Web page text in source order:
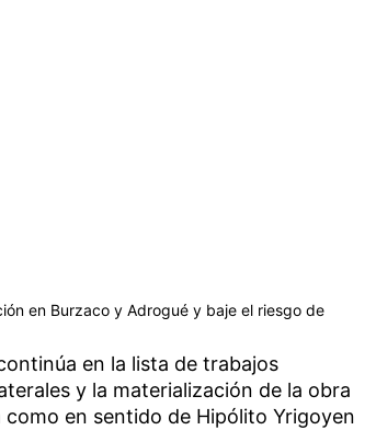
en Burzaco y Adrogué y baje el riesgo de
en la lista de trabajos
y la materialización de la obra
en sentido de Hipólito Yrigoyen